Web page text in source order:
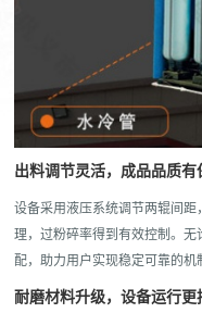
出料调节灵活，成品品质有
设备采用液压系统调节两辊间
理，过粉碎率得到有效控制。
配，助力用户实现稳定可靠的机
耐磨材料升级，设备运行更